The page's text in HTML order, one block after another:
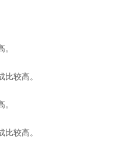
较高。
较高。